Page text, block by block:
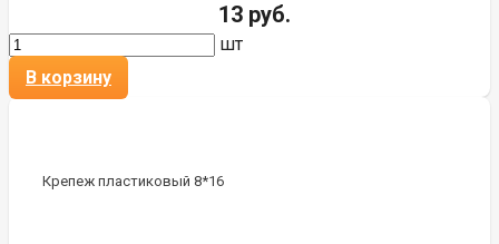
13 руб.
шт
В корзину
Крепеж пластиковый 8*16